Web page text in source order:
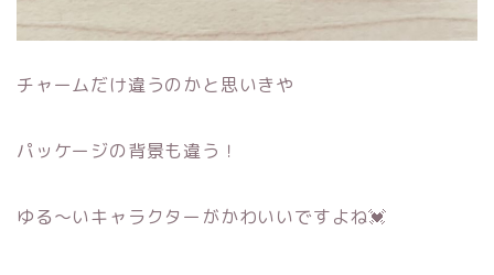
チャームだけ違うのかと思いきや
パッケージの背景も違う！
ゆる～いキャラクターがかわいいですよね💓